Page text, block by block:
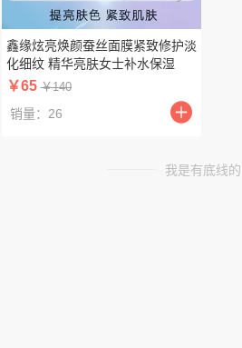
鑫缘炫亮焕颜蚕丝面膜紧致修护淡
化细纹 精华亮肤女士补水保湿
￥65￥140
销量：26
我是有底线的